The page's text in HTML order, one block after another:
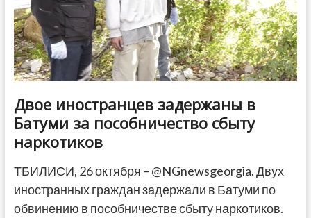
перекрытия
дорог
на
протестах
Двое иностранцев задержаны в
Батуми за пособничество сбыту
наркотиков
ТБИЛИСИ, 26 октября – @NGnewsgeorgia. Двух
иностранных граждан задержали в Батуми по
обвинению в пособничестве сбыту наркотиков.